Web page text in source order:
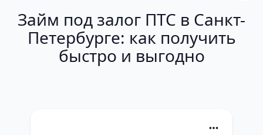
Займ под залог ПТС в Санкт-
Петербурге: как получить
быстро и выгодно